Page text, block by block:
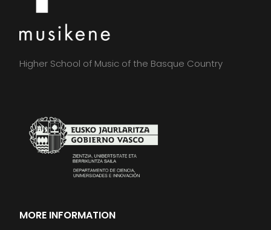
Higher School of Music of the Basque Country
MORE INFORMATION